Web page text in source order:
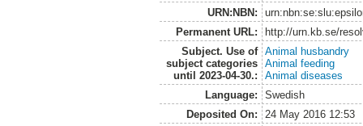
URN:NBN:
Permanent URL:
http://urn.kb.se/
Subject. Use of
subject categories
until 2023-04-30.:
Animal husbandry
Animal feeding
Animal diseases
Language:
Swedish
Deposited On:
24 May 2016 12:53